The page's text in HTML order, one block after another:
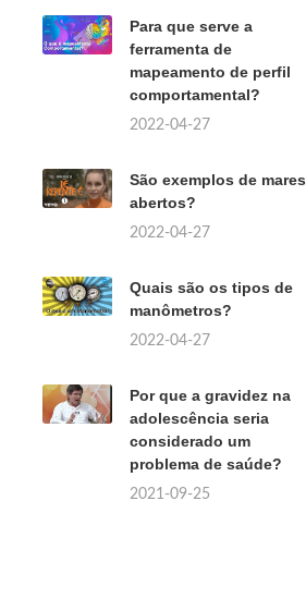
Para que serve a
ferramenta de
mapeamento de perfil
comportamental?
2022-04-27
São exemplos de mares
abertos?
2022-04-27
Quais são os tipos de
manômetros?
2022-04-27
Por que a gravidez na
adolescência seria
considerado um
problema de saúde?
2021-09-25